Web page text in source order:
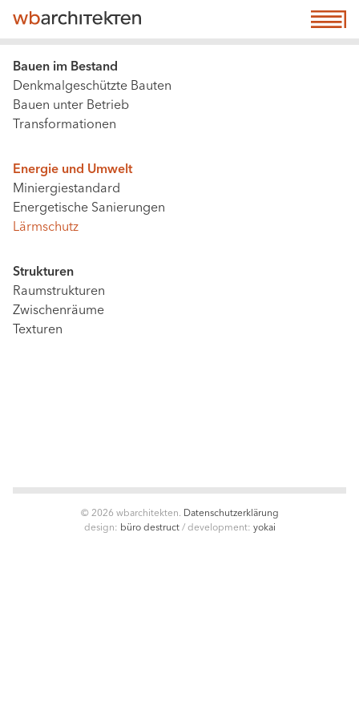
Direkt
zum
Inhalt
☰ Menu
Main
navigation
|
Content,
2
3
not
extended
config)
Bauen im Bestand
Denkmalgeschützte Bauten
Bauen unter Betrieb
Transformationen
Energie und Umwelt
Miniergiestandard
Energetische Sanierungen
Lärmschutz
Strukturen
Raumstrukturen
Zwischenräume
Texturen
© 2026 wbarchitekten. Datenschutzerklärung
design: büro destruct/ development: yokai